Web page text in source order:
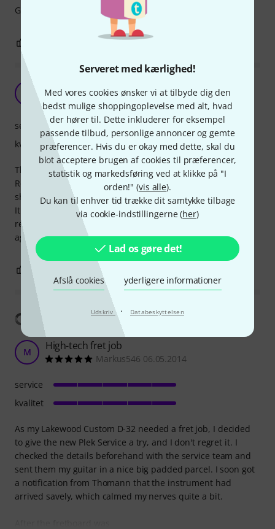
Serveret med kærlighed!
Med vores cookies ønsker vi at tilbyde dig den
bedst mulige shoppingoplevelse med alt, hvad
der hører til. Dette inkluderer for eksempel
passende tilbud, personlige annoncer og gemte
præferencer. Hvis du er okay med dette, skal du
blot acceptere brugen af cookies til præferencer,
statistik og markedsføring ved at klikke på "I
orden!" (vis alle).
Du kan til enhver tid trække dit samtykke tilbage
via cookie-indstillingerne (her)
Lad os gøre det!
Afslå cookies yderligere informationer
Udskriv · Databeskyttelsen
Guitaren er lavet proff
ANMELD BEDØMMELSE
Top Plek Service
Joehlers 07.04.2025
Thanks to Thomann for a great job on my 1984 Ibanez
Roadstar! I didn't think a fret levelling was possible but
shipped the guitar anyway.
It was and surpassed all my expectations. I highly
recommend your Plek Service and will definitely use it
again.
service
kvalitet
Vis oversættelse
M High-tech fret job
Markus546 06.05.2014
As my Lakewood Custom D-32 needed a fret job, I decided
to give the new Plek Service a try, and I don't regret it. I
checked the details beforehand with the service team and
sent them my guitar in a nice big padded parcel. I soon got
a notification from Thomann that the instrument had
arrived savely, which calmed my nerves quite a bit.
service
kvalitet